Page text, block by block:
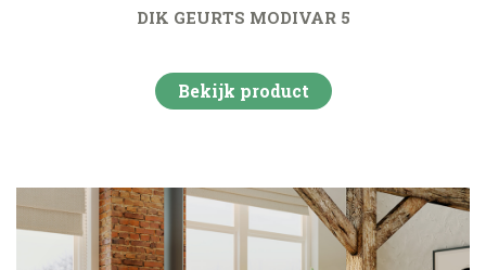
DIK GEURTS MODIVAR 5
Bekijk product